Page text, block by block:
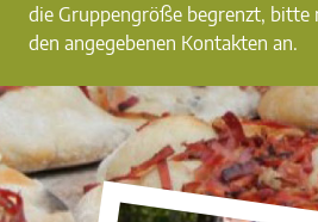
die Gruppengröße begrenzt, bitte
den angegebenen Kontakten an.